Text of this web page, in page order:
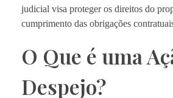
judicial visa proteger os direitos do
cumprimento das obrigações
O Que é uma
Despejo?